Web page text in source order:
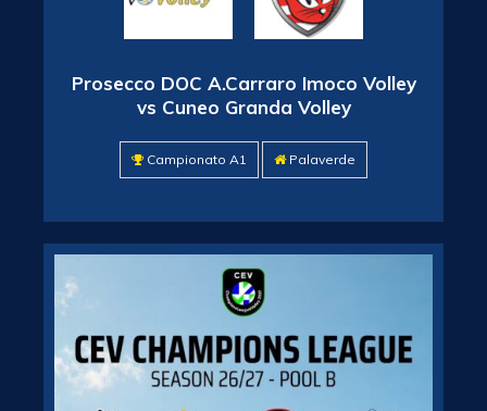
Prosecco DOC A.Carraro Imoco Volley
vs Cuneo Granda Volley
Campionato A1 Palaverde